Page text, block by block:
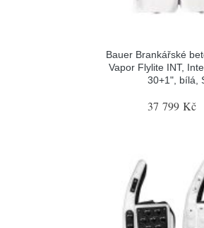
Bauer Brankářské
Vapor Flylite INT,
30+1", bílá,
37 799 Kč